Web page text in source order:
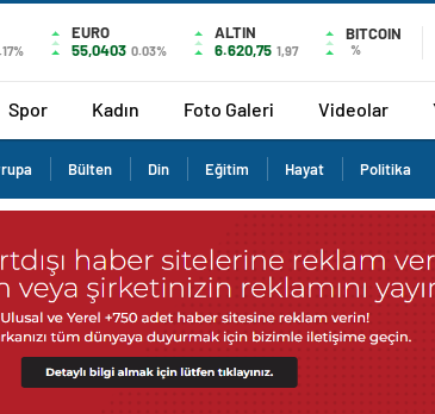
EURO
55,0403 0.03%
ALTIN
6.620,75 1,97
BITCOIN
%
Spor Kadın Foto Galeri Videolar
Bülten Din Eğitim Hayat Politika